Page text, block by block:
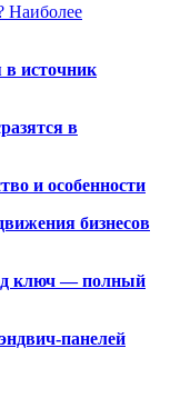
Наиболее
источник
в
и особенности
бизнесов
ключ — полный
панелей